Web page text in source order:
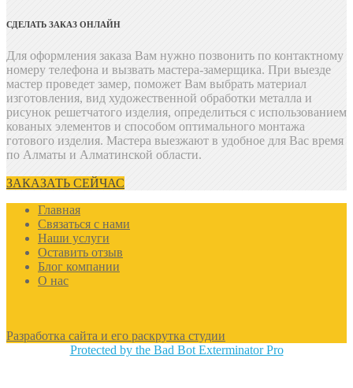
СДЕЛАТЬ ЗАКАЗ ОНЛАЙН
Для оформления заказа Вам нужно позвонить по контактному
номеру телефона и вызвать мастера-замерщика. При выезде
мастер проведет замер, поможет Вам выбрать материал
изготовления, вид художественной обработки металла и
рисунок решетчатого изделия, определиться с использованием
кованых элементов и способом оптимального монтажа
готового изделия. Мастера выезжают в удобное для Вас время
по Алматы и Алматинской области.
ЗАКАЗАТЬ СЕЙЧАС
Главная
Связаться с нами
Наши услуги
Оставить отзыв
Блог компании
О нас
Разработка сайта и его раскрутка студии
Protected by the Bad Bot Exterminator Pro